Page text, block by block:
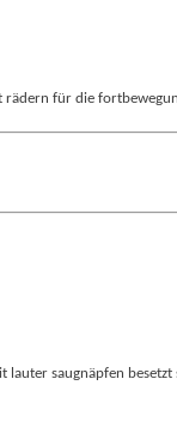
rädern für die
saugnäpfen